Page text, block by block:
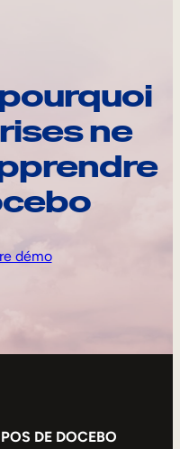
ne
démo
DE DOCEBO